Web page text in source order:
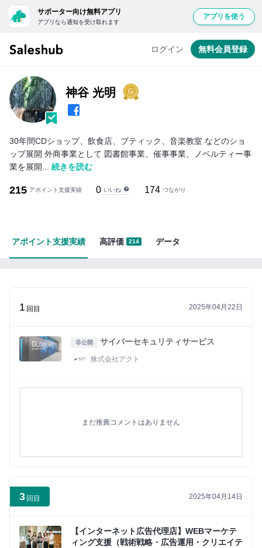
サポーター向け無料アプリ
アプリなら通知を受け取れます
アプリを使う
ログイン 無料会員登録
神谷 光明
30年間CDショップ、飲食店、ブティック、音楽教室 などのショ
ップ展開 外商事業として 図書館事業、催事事業、ノベルティー事
業を展開...
続きを読む
215 アポイント支援実績 0 いいね 174 つながり
アポイント支援実績 高評価 214 データ
1 回目 2025年04月22日
非公開 サイバーセキュリティサービス
株式会社アクト
まだ推薦コメントはありません
3 回目 2025年04月14日
【インターネット広告代理店】WEBマーケテ
ィング支援（戦術戦略・広告運用・クリエイテ
無
料
員
登
録
し
ロ
グ
ン
と
で
る
よ
ロ
イ
ン